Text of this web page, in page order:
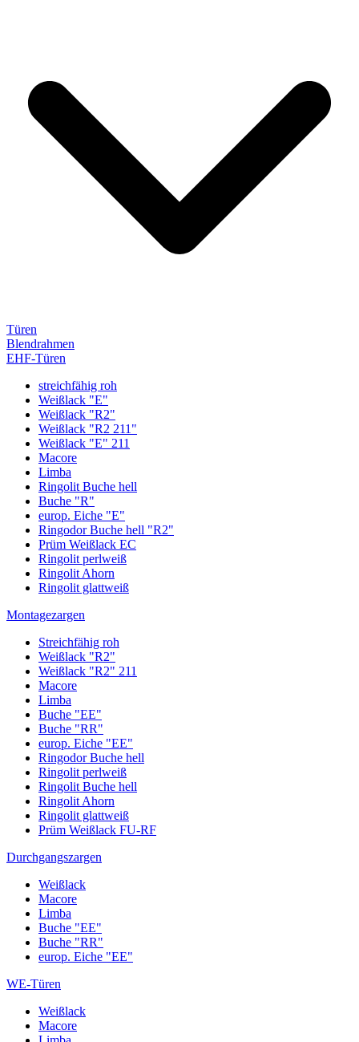
Türen
Blendrahmen
EHF-Türen
streichfähig roh
Weißlack "E"
Weißlack "R2"
Weißlack "R2 211"
Weißlack "E" 211
Macore
Limba
Ringolit Buche hell
Buche "R"
europ. Eiche "E"
Ringodor Buche hell "R2"
Prüm Weißlack EC
Ringolit perlweiß
Ringolit Ahorn
Ringolit glattweiß
Montagezargen
Streichfähig roh
Weißlack "R2"
Weißlack "R2" 211
Macore
Limba
Buche "EE"
Buche "RR"
europ. Eiche "EE"
Ringodor Buche hell
Ringolit perlweiß
Ringolit Buche hell
Ringolit Ahorn
Ringolit glattweiß
Prüm Weißlack FU-RF
Durchgangszargen
Weißlack
Macore
Limba
Buche "EE"
Buche "RR"
europ. Eiche "EE"
WE-Türen
Weißlack
Macore